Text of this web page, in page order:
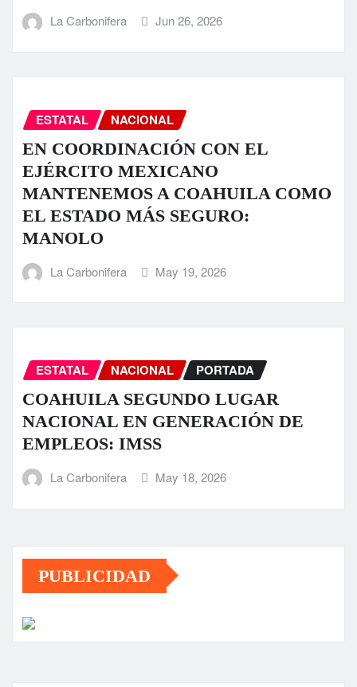
La Carbonifera Jun 26, 2026
ESTATAL NACIONAL
EN COORDINACIÓN CON EL
EJÉRCITO MEXICANO
MANTENEMOS A COAHUILA COMO
EL ESTADO MÁS SEGURO:
MANOLO
La Carbonifera May 19, 2026
ESTATAL NACIONAL PORTADA
COAHUILA SEGUNDO LUGAR
NACIONAL EN GENERACIÓN DE
EMPLEOS: IMSS
La Carbonifera May 18, 2026
PUBLICIDAD